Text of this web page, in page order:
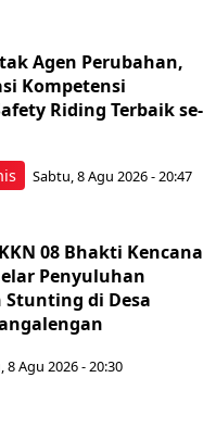
Agen Perubahan,
Kompetensi
Riding Terbaik se-
Sabtu, 8 Agu 2026 - 20:47
08 Bhakti Kencana
Penyuluhan
Stunting di Desa
8 Agu 2026 - 20:30